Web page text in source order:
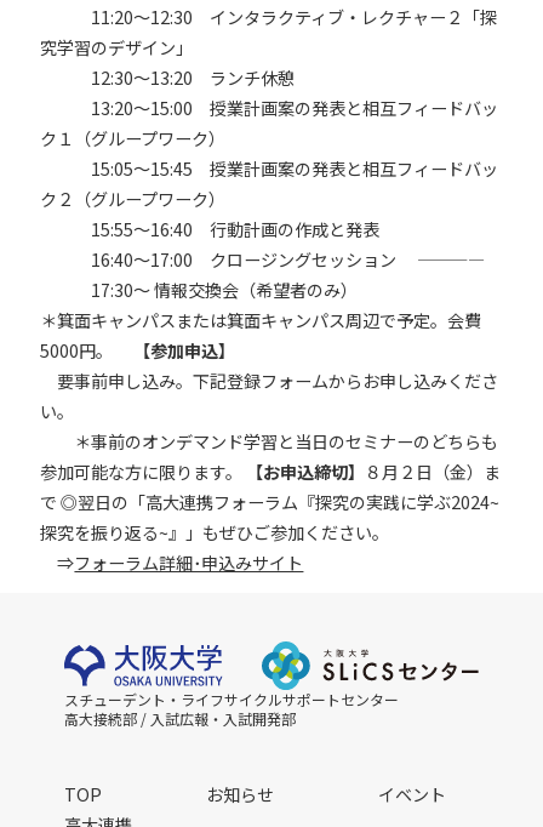
11:20～12:30 インタラクティブ・レクチャー２「探
究学習のデザイン」
12:30～13:20 ランチ休憩
13:20～15:00 授業計画案の発表と相互フィードバッ
ク１（グループワーク）
15:05～15:45 授業計画案の発表と相互フィードバッ
ク２（グループワーク）
15:55～16:40 行動計画の作成と発表
16:40～17:00 クロージングセッション
————
17:30～ 情報交換会（希望者のみ）
＊箕面キャンパスまたは箕面キャンパス周辺で予定。会費
5000円。
【参加申込】
要事前申し込み。下記登録フォームからお申し込みくださ
い。
＊事前のオンデマンド学習と当日のセミナーのどちらも
参加可能な方に限ります。
【お申込締切】 ８月２日（金）ま
で ◎翌日の「高大連携フォーラム『探究の実践に学ぶ2024~
探究を振り返る~』」もぜひご参加ください。
⇒フォーラム詳細･申込みサイト
スチューデント・ライフサイクルサポートセンター
高大接続部 / 入試広報・入試開発部
TOP お知らせ
イベント